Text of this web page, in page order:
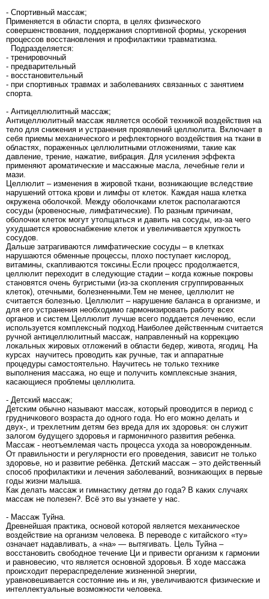
- Спортивный массаж;
Применяется в области спорта, в целях физического
совершенствования, поддержания спортивной формы, ускорения
процессов восстановления и профилактики травматизма.
Подразделяется:
- тренировочный
- предварительный
- восстановительный
- при спортивных травмах и заболеваниях связанных с занятием
спорта.
- Антицеллюлитный массаж;
Антицеллюлитный массаж является особой техникой воздействия на
тело для снижения и устранения проявлений целлюлита. Включает в
себя приемы механического и рефлекторного воздействия на ткани в
областях, пораженных целлюлитными отложениями, такие как
давление, трение, нажатие, вибрация. Для усиления эффекта
применяют ароматические и массажные масла, лечебные гели и
мази.
Целлюлит – изменения в жировой ткани, возникающие вследствие
нарушений оттока крови и лимфы от клеток. Каждая наша клетка
окружена оболочкой. Между оболочками клеток располагаются
сосуды (кровеносные, лимфатические). По разным причинам,
оболочки клеток могут утолщаться и давить на сосуды, из-за чего
ухудшается кровоснабжение клеток и увеличивается хрупкость
сосудов.
Дальше затрагиваются лимфатические сосуды – в клетках
нарушаются обменные процессы, плохо поступает кислород,
витамины, скапливаются токсины.Если процесс продолжается,
целлюлит переходит в следующие стадии – когда кожные покровы
становятся очень бугристыми (из-за скопления сгруппированных
клеток), отечными, болезненными.Тем не менее, целлюлит не
считается болезнью. Целлюлит – нарушение баланса в организме, и
для его устранения необходимо гармонизировать работу всех
органов и систем.Целлюлит лучше всего поддается лечению, если
используется комплексный подход.Наиболее действенным считается
ручной антицеллюлитный массаж, направленный на коррекцию
локальных жировых отложений в области бедер, живота, ягодиц. На
курсах научитесь проводить как ручные, так и аппаратные
процедуры самостоятельно. Научитесь не только технике
выполнения массажа, но еще и получить комплексные знания,
касающиеся проблемы целлюлита.
- Детский массаж;
Детским обычно называют массаж, который проводится в период с
грудничкового возраста до одного года. Но его можно делать и
двух-, и трехлетним детям без вреда для их здоровья: он служит
залогом будущего здоровья и гармоничного развития ребенка.
Массаж - неотъемлемая часть процесса ухода за новорожденным.
От правильности и регулярности его проведения, зависит не только
здоровье, но и развитие ребёнка. Детский массаж – это действенный
способ профилактики и лечения заболеваний, возникающих в первые
годы жизни малыша.
Как делать массаж и гимнастику детям до года? В каких случаях
массаж не полезен?. Всё это вы узнаете у нас.
- Массаж Туйна.
Древнейшая практика, основой которой является механическое
воздействие на организм человека. В переводе с китайского «ту»
означает надавливать, а «на» — вытягивать. Цель Туйна –
восстановить свободное течение Ци и привести организм к гармонии
и равновесию, что является основной здоровья. В ходе массажа
происходит перераспределение жизненной энергии,
уравновешивается состояние инь и ян, увеличиваются физические и
интеллектуальные возможности человека.